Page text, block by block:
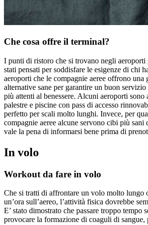
Che cosa offre il terminal?
I punti di ristoro che si trovano negli aeroporti
stati pensati per soddisfare le esigenze di chi
aeroporti che le compagnie aeree offrono una
alternative sane per garantire un buon servizio
più attenti al benessere. Alcuni aeroporti sono
palestre e piscine con pass di accesso
perfetto per scali molto lunghi. Invece, per
compagnie aeree alcune servono cibi più sani
vale la pena di informarsi bene prima di
In volo
Workout da fare in volo
Che si tratti di affrontare un volo molto lungo
un’ora sull’aereo, l’attività fisica dovrebbe
E’ stato dimostrato che passare troppo tempo
provocare la formazione di coaguli di sangue,